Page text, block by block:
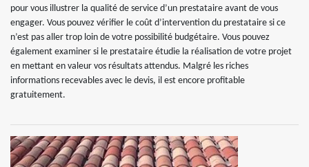
pour vous illustrer la qualité de service d’un prestataire avant de vous
engager. Vous pouvez vérifier le coût d’intervention du prestataire si ce
n’est pas aller trop loin de votre possibilité budgétaire. Vous pouvez
également examiner si le prestataire étudie la réalisation de votre projet
en mettant en valeur vos résultats attendus. Malgré les riches
informations recevables avec le devis, il est encore profitable
gratuitement.